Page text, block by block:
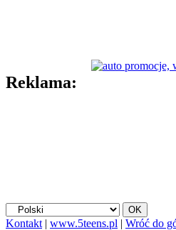
Reklama:
Kontakt | www.5teens.pl | Wróć do